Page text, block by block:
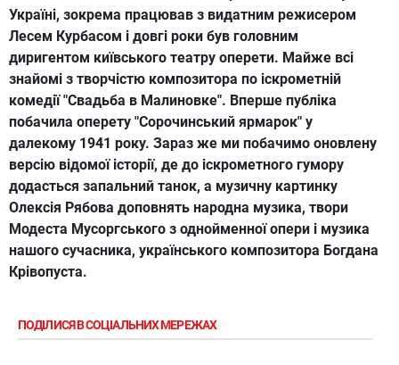
Україні, зокрема працював з видатним режисером
Лесем Курбасом і довгі роки був головним
диригентом київського театру оперети. Майже всі
знайомі з творчістю композитора по іскрометній
комедії "Свадьба в Малиновке". Вперше публіка
побачила оперету "Сорочинський ярмарок" у
далекому 1941 року. Зараз же ми побачимо оновлену
версію відомої історії, де до іскрометного гумору
додасться запальний танок, а музичну картинку
Олексія Рябова доповнять народна музика, твори
Модеста Мусоргського з однойменної опери і музика
нашого сучасника, українського композитора Богдана
Крівопуста.
ПОДІЛИСЯ В СОЦІАЛЬНИХ МЕРЕЖАХ